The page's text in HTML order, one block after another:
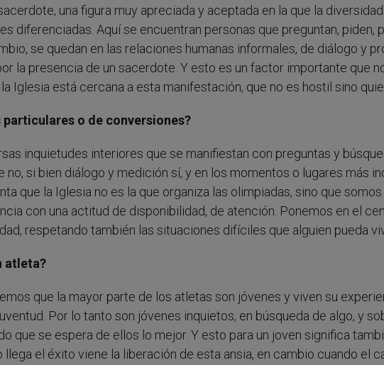
una figura muy apreciada y aceptada en la que la
diferenciadas. Aquí se encuentran personas que preguntan, piden,
se quedan en las relaciones humanas informales, de diálogo y
la presencia de un sacerdote. Y esto es un factor importante que
Iglesia está cercana a esta manifestación, que no es hostil sino
o de conversiones?
inquietudes interiores que se manifiestan con preguntas y
no, si bien diálogo y medición sí, y en los momentos o lugares más
que la Iglesia no es la que organiza las olimpiadas, sino que
con una actitud de disponibilidad, de atención. Ponemos en el
respetando también las situaciones difíciles que alguien pueda
atleta?
que la mayor parte de los atletas son jóvenes y viven su
Por lo tanto son jóvenes inquietos, en búsqueda de algo, y
que se espera de ellos lo mejor. Y esto para un joven significa
llega el éxito viene la liberación de esta ansia, en cambio cuando el